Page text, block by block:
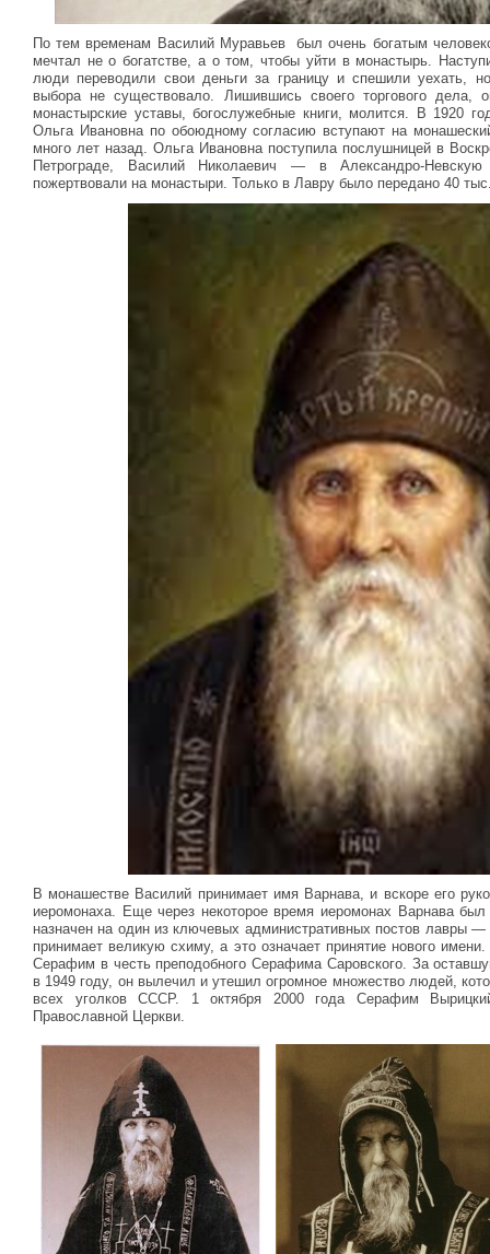
По тем временам Василий Муравьев был очень богатым
мечтал не о богатстве, а о том, чтобы уйти в монастырь.
люди переводили свои деньги за границу и спешили уехать,
выбора не существовало. Лишившись своего торгового дела,
монастырские уставы, богослужебные книги, молится. В 1920
Ольга Ивановна по обоюдному согласию вступают на
много лет назад. Ольга Ивановна поступила послушницей в
Петрограде, Василий Николаевич — в Александро-
пожертвовали на монастыри. Только в Лавру было передано 40
В монашестве Василий принимает имя Варнава, и вскоре его
иеромонаха. Еще через некоторое время иеромонах Варнава
назначен на один из ключевых административных постов лавры
принимает великую схиму, а это означает принятие нового
Серафим в честь преподобного Серафима Саровского. За
в 1949 году, он вылечил и утешил огромное множество людей,
всех уголков СССР. 1 октября 2000 года Серафим
Православной Церкви.